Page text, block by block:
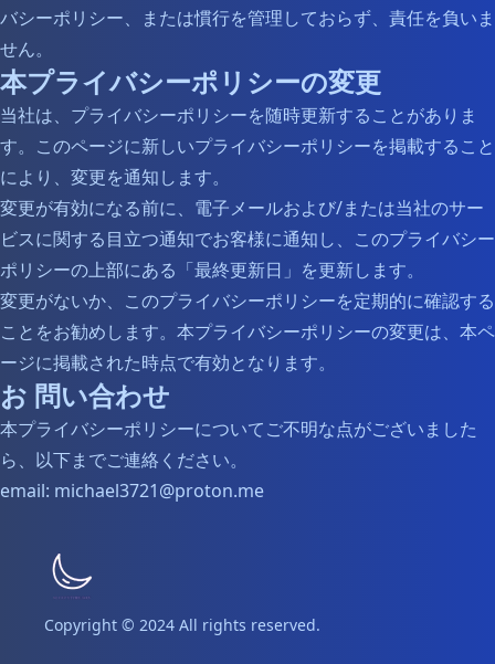
バシーポリシー、または慣行を管理しておらず、責任を負いま
せん。
本プライバシーポリシーの変更
当社は、プライバシーポリシーを随時更新することがありま
す。このページに新しいプライバシーポリシーを掲載すること
により、変更を通知します。
変更が有効になる前に、電子メールおよび/または当社のサー
ビスに関する目立つ通知でお客様に通知し、このプライバシー
ポリシーの上部にある「最終更新日」を更新します。
変更がないか、このプライバシーポリシーを定期的に確認する
ことをお勧めします。本プライバシーポリシーの変更は、本ペ
ージに掲載された時点で有効となります。
お 問い合わせ
本プライバシーポリシーについてご不明な点がございました
ら、以下までご連絡ください。
email: michael3721@proton.me
Copyright © 2024 All rights reserved.